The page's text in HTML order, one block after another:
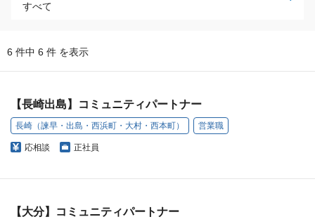
すべて
6 件中 6 件 を表示
【長崎出島】コミュニティパートナー
長崎（諫早・出島・西浜町・大村・西本町） 営業職
応相談 正社員
【大分】コミュニティパートナー